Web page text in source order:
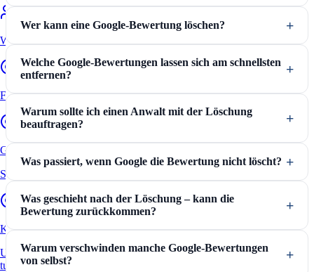
Warum zum Anwalt
FAQ
Google Bewertungen löschen
Schritt für Schritt erklärt und Tipps vom Anwalt
Kununu Bewertungen löschen
Ungerechtfertigte Bewertungen auf Kununu – das sollten Arbeitgeber
tun.
Wer kann eine Google-Bewertung löschen?
Welche Google-Bewertungen lassen sich am schnellsten
entfernen?
Warum sollte ich einen Anwalt mit der Löschung
beauftragen?
Was passiert, wenn Google die Bewertung nicht löscht?
Was geschieht nach der Löschung – kann die
Bewertung zurückkommen?
Warum verschwinden manche Google-Bewertungen
von selbst?